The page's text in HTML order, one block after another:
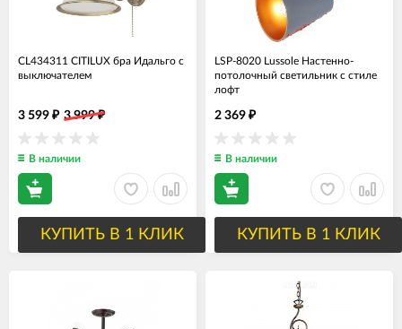
CL434311 CITILUX бра Идальго с
выключателем
3 599 ₽ 3 999₽
В наличии
КУПИТЬ В 1 КЛИК
LSP-8020 Lussole Настенно-
потолочный светильник с стиле
лофт
2 369 ₽
В наличии
КУПИТЬ В 1 КЛИК